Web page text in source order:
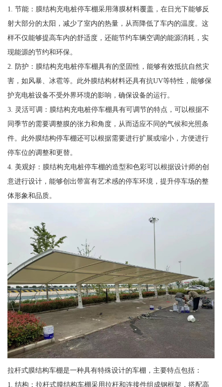
1. 节能：膜结构充电桩停车棚采用薄膜材料覆盖，在日光下能够反
射大部分的太阳，减少了室内的热量，从而降低了车内的温度。这
样不仅能够提高车内的舒适度，还能节约车辆空调的能源消耗，实
现能源的节约和环保。
2. 防护：膜结构充电桩停车棚具有的坚固性，能够有效抵抗自然灾
害，如风暴、冰雹等。此外膜结构材料还具有抗UV等特性，能够保
护充电桩设备不受外界环境的影响，确保设备的运行。
3. 灵活可调：膜结构充电桩停车棚具有可调节的特点，可以根据不
同季节的需要调整膜的张力和角度，从而适应不同的气候和光照条
件。此外膜结构停车棚还可以根据需要进行扩展或缩小，方便进行
停车位的调整和更替。
4. 美观好：膜结构充电桩停车棚的造型和色彩可以根据设计师的创
意进行设计，能够创出带富有艺术感的停车环境，提升停车场的整
体形象和品质。
拉杆式膜结构车棚是一种具有特殊设计的车棚，主要特点包括：
1. 结构：拉杆式膜结构车棚采用拉杆和连接件组成钢框架，搭配高